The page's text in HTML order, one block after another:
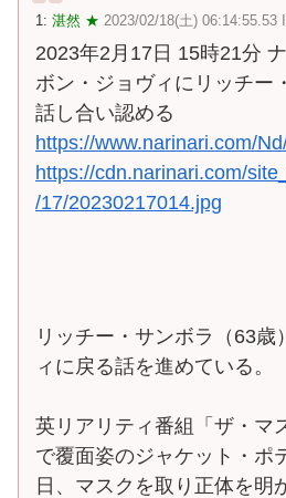
1: 湛然 ★ 2023/02/18(土) 06:14:55.53
2023年2月17日 15時21分
ボン・ジョヴィにリッチー
話し合い認める
https://www.narinari.com/
https://cdn.narinari.com/
/17/20230217014.jpg
リッチー・サンボラ（63歳
ィに戻る話を進めている。
英リアリティ番組「ザ・マ
で覆面姿のジャケット・ポ
日、マスクを取り正体を明